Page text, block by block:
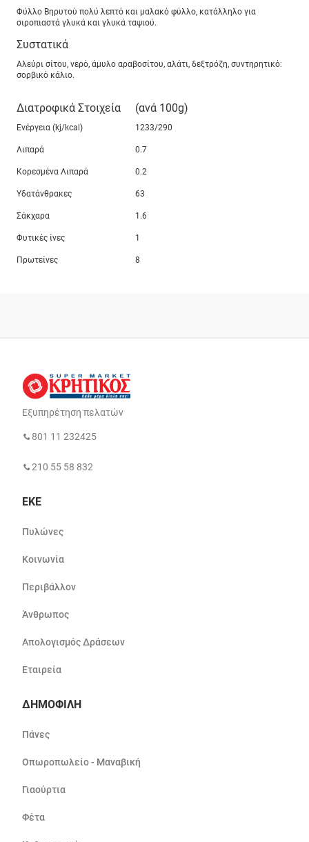
Φύλλο Βηρυτού πολύ λεπτό και µαλακό φύλλο, κατάλληλο για
σιροπιαστά γλυκά και γλυκά ταψιού.
Συστατικά
Αλεύρι σίτου, νερό, άμυλο αραβοσίτου, αλάτι, δεξτρόζη, συντηρητικό:
σορβικό κάλιο.
Διατροφικά Στοιχεία (ανά 100g)
Ενέργεια (kj/kcal) 1233/290
Λιπαρά 0.7
Κορεσμένα Λιπαρά 0.2
Υδατάνθρακες 63
Σάκχαρα 1.6
Φυτικές ίνες 1
Πρωτείνες 8
Εξυπηρέτηση πελατών
801 11 232425
210 55 58 832
ΕΚΕ
Πυλώνες
Κοινωνία
Περιβάλλον
Άνθρωπος
Απολογισμός Δράσεων
Εταιρεία
ΔΗΜΟΦΙΛΗ
Πάνες
Οπωροπωλείο - Μαναβική
Γιαούρτια
Φέτα